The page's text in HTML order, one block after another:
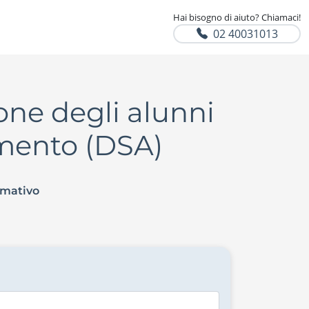
Hai bisogno di aiuto? Chiamaci!
02 40031013
degli alunni
(DSA)